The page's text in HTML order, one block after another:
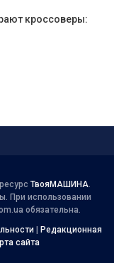
кроссоверы:
ТвояМАШИНА.
При использовании
обязательна.
|
Редакционная
сайта